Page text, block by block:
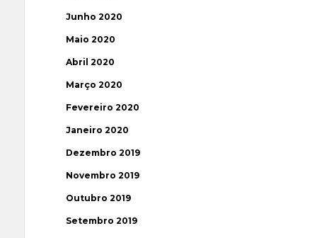
Junho 2020
Maio 2020
Abril 2020
Março 2020
Fevereiro 2020
Janeiro 2020
Dezembro 2019
Novembro 2019
Outubro 2019
Setembro 2019